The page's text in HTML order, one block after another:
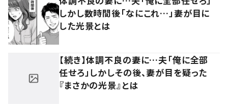
しかし数時間後「なにこれ…」妻が目に
した光景とは
【続き】体調不良の妻に…夫「俺に全部
任せろ」しかしその後、妻が目を疑った
『まさかの光景』とは